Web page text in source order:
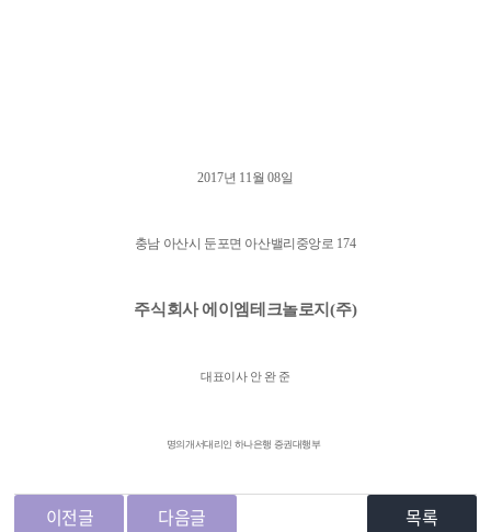
2017년 11월08일
충남 아산시 둔포면 아산밸리중앙로 174
주식회사 에이엠테크놀로지(주)
대표이사 안 완 준
명의개서대리인 하나은행 증권대행부
이전글 다음글 목록